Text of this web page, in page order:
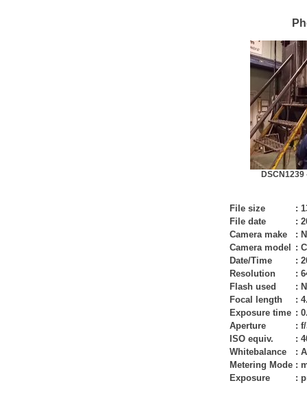
File size :
File date
:
Camera make
:
Camera model
:
Date/Time
:
Resolution
:
Flash used
:
Focal length
:
Exposure time :
Aperture
:
ISO equiv.
:
Whitebalance
:
Metering Mode :
Exposure
: